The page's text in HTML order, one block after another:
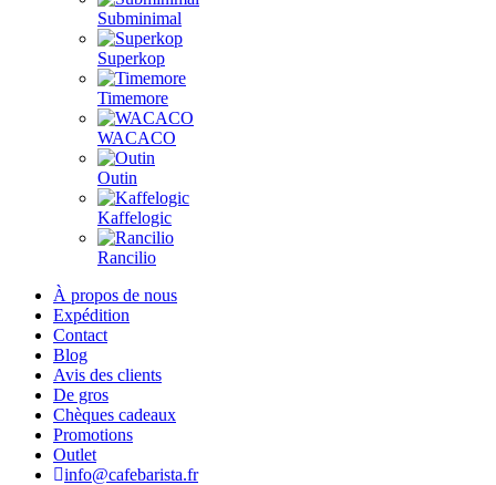
Subminimal
Superkop
Timemore
WACACO
Outin
Kaffelogic
Rancilio
À propos de nous
Expédition
Contact
Blog
Avis des clients
De gros
Chèques cadeaux
Promotions
Outlet
info@cafebarista.fr